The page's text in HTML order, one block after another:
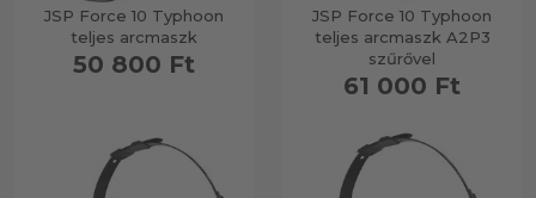
JSP Force 10 Typhoon
teljes arcmaszk
50 800 Ft
JSP Force 10 Typhoon
teljes arcmaszk A2P3
szűrővel
61 000 Ft